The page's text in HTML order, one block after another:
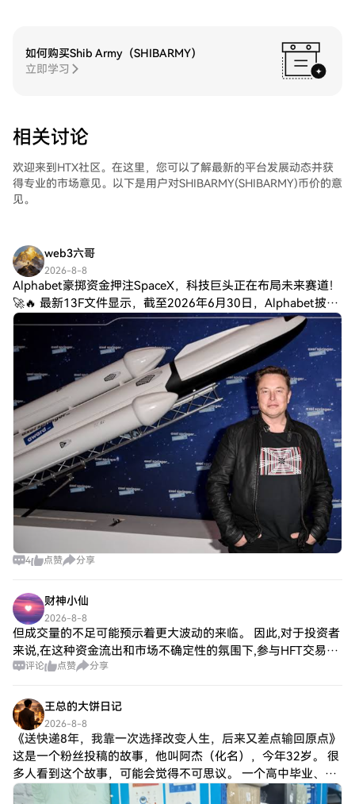
如何购买Shib Army（SHIBARMY）
立即学习
相关讨论
欢迎来到HTX社区。在这里，您可以了解最新的平台发展动态并获
得专业的市场意见。以下是用户对SHIBARMY(SHIBARMY)币价的意
见。
web3六哥
2026-8-8
Alphabet豪掷资金押注SpaceX，科技巨头正在布局未来赛道！
🚀🔥 最新13F文件显示，截至2026年6月30日，Alphabet披露
证券持仓规模约990.8亿美元，共涉及29项投资。 其中，S
4 点赞 分享
财神小仙
2026-8-8
但成交量的不足可能预示着更大波动的来临。 因此,对于投资者
来说,在这种资金流出和市场不确定性的氛围下,参与HFT交易需
要更加谨慎。考虑到现阶段市场的整体形势,最好等待更多的信
评论 点赞 分享
王总的大饼日记
2026-8-8
《送快递8年，我靠一次选择改变人生，后来又差点输回原点》
这是一个粉丝投稿的故事，他叫阿杰（化名），今年32岁。 很
多人看到这个故事，可能会觉得不可思议。 一个高中毕业、送
了8年快递的人，后来靠电商和数字资产交易改变人生。 但其